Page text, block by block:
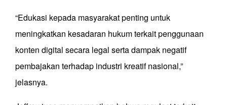
“Edukasi kepada masyarakat penting untuk
meningkatkan kesadaran hukum terkait penggunaan
konten digital secara legal serta dampak negatif
pembajakan terhadap industri kreatif nasional,”
jelasnya.